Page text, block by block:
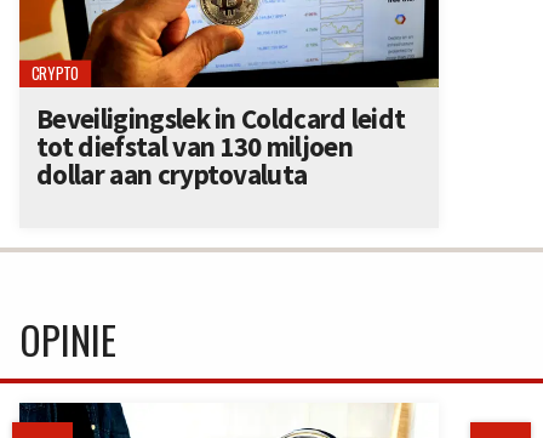
CRYPTO
Beveiligingslek in Coldcard leidt
tot diefstal van 130 miljoen
dollar aan cryptovaluta
OPINIE